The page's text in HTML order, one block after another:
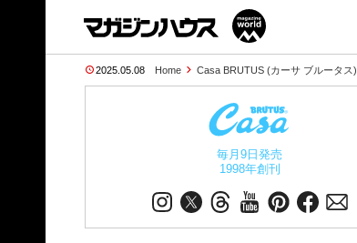
2025.05.08 Home Casa BRUTUS (カーサ ブルータス)
毎月9日発売
1998年創刊